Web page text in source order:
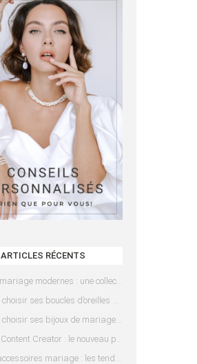
ARTICLES RÉCENTS
Bijoux de mariage modernes : une collection pensée pour les mariées d’aujourd’hui
Comment choisir ses boucles d’oreilles de mariée en fonction de sa coiffure ?
Comment choisir ses bijoux de mariage en fonction de sa robe ?
Wedding Content Creator : le nouveau prestataire indispensable pour votre mariage
Bijoux et accessoires mariage : les tendances 2025